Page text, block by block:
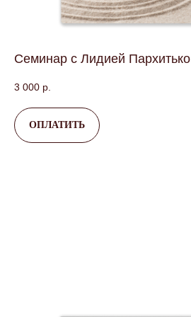
Семинар с Лидией Пархитько
3 000 р.
ОПЛАТИТЬ